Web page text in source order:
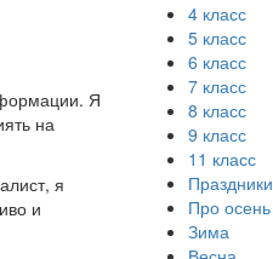
Я
на
я
и
4 класс
5 класс
6 класс
7 класс
8 класс
9 класс
11 класс
Праздники
Про осень
Зима